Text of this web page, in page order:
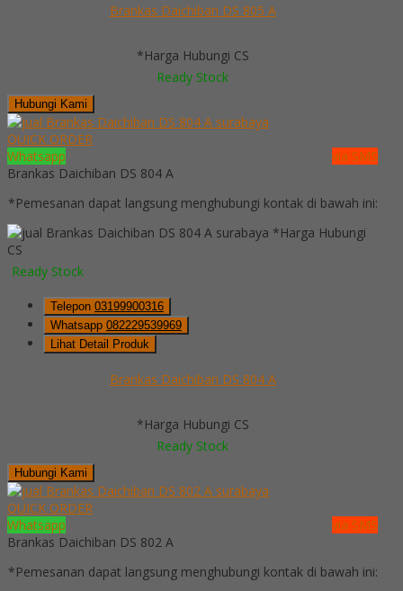
Brankas Daichiban DS 805 A
*Harga Hubungi CS
Ready Stock
Hubungi Kami
QUICK ORDER
Whatsapp
via SMS
Brankas Daichiban DS 804 A
*Pemesanan dapat langsung menghubungi kontak di bawah ini:
*Harga Hubungi
CS
Ready Stock
Telepon 03199900316
Whatsapp 082229539969
Lihat Detail Produk
Brankas Daichiban DS 804 A
*Harga Hubungi CS
Ready Stock
Hubungi Kami
QUICK ORDER
Whatsapp
via SMS
Brankas Daichiban DS 802 A
*Pemesanan dapat langsung menghubungi kontak di bawah ini: